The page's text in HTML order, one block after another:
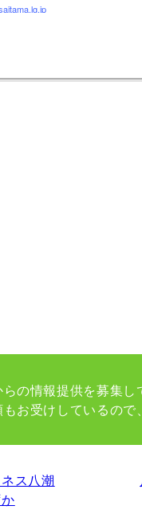
の情報提供を募集し
お受けしているので
ス八潮